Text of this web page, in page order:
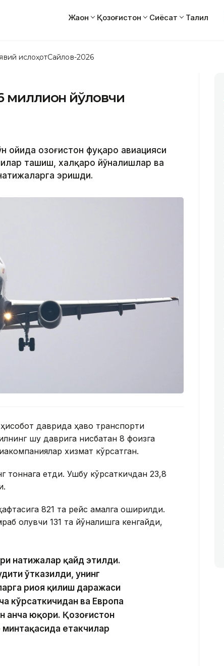
Жаҳон Қозоғистон Сиёсат Таҳлил
ислоҳотСайлов-2026
миллион йўловчи
ойида Қозоғистон фуқаро авиацияси
ташиш, халқаро йўналишлар ва
эришди.
даврида ҳаво транспорти
шу даврига нисбатан 8 фоизга
хизмат кўрсатган.
тоннага етди. Ушбу кўрсаткичдан 23,8
821 та рейс амалга оширилди.
олувчи 131 та йўналишга кенгайди,
натижалар қайд этилди.
ўтказилди, унинг
риоя қилиш даражаси
кўрсаткичидан ва Европа
анча юқори. Қозоғистон
етакчилар